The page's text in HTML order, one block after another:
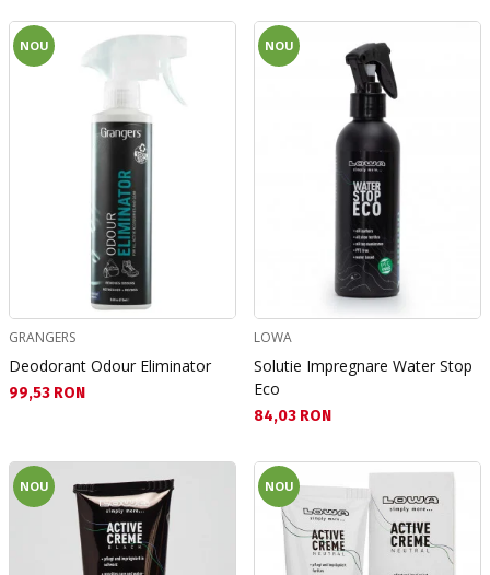
NOU
GRANGERS
Deodorant Odour Eliminator
Текуща цена:
99,53 RON
NOU
LOWA
Solutie Impregnare Water Stop
Eco
Текуща цена:
84,03 RON
NOU NOU